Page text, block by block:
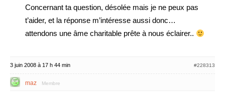
Concernant ta question, désolée mais je ne peux pas
t’aider, et la réponse m’intéresse aussi donc…
attendons une âme charitable prête à nous éclairer..
3 juin 2008 à 17 h 44 min #228313
maz Membre